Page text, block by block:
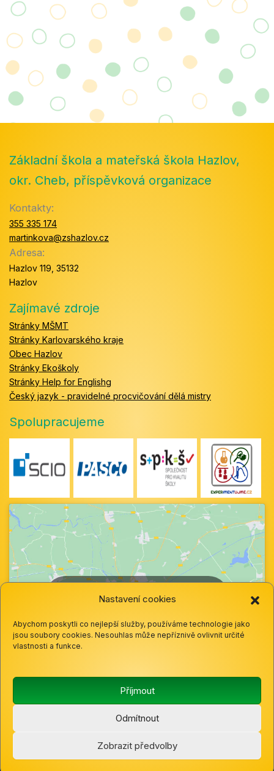
Nastavení cookies
Abychom poskytli co nejlepší služby, používáme technologie jako
jsou soubory cookies. Nesouhlas může nepříznivě ovlivnit určité
vlastnosti a funkce.
Příjmout
Odmítnout
Zobrazit předvolby
Základní škola a mateřská škola Hazlov,
okr. Cheb, příspěvková organizace
Kontakty:
355 335 174
martinkova@zshazlov.cz
Adresa:
Hazlov 119, 35132
Hazlov
Zajímavé zdroje
Stránky MŠMT
Stránky Karlovarského kraje
Obec Hazlov
Stránky Ekoškoly
Stránky Help for Englishg
Český jazyk - pravidelné procvičování dělá mistry
Spolupracujeme
cookie a povolte tento obsah
Cheb, Příspěvková organizace |